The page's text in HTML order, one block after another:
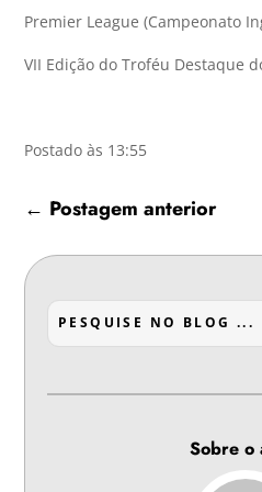
Premier League (Campeonato
VII Edição do Troféu Destaque
Postado às 13:55
← Postagem anterior
Sobre o